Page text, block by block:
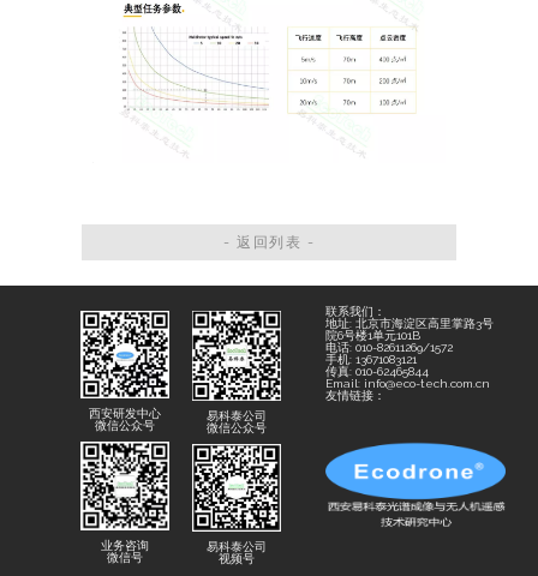
- 返回列表 -
西安研发中心
微信公众号
业务咨询
微信号
易科泰公司
微信公众号
易科泰公司
视频号
联系我们：
地址: 北京市海淀区高里掌路3号
院6号楼1单元101B
电话: 010-82611269/1572
手机: 13671083121
传真: 010-62465844
Email: info@eco-tech.com.cn
友情链接：